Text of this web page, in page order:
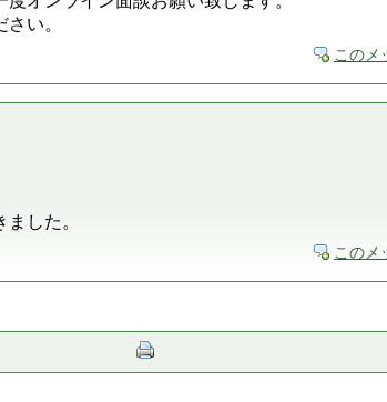
い。
このメ
した。
このメ